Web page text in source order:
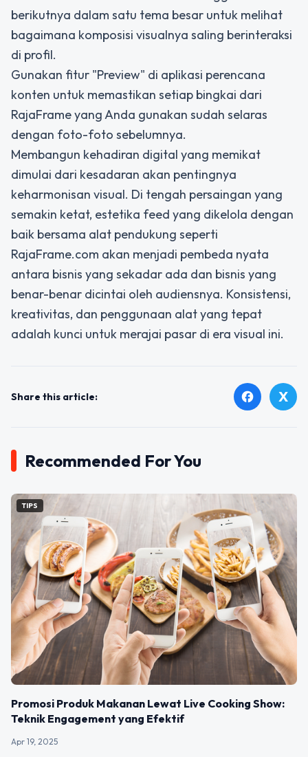
berikutnya dalam satu tema besar untuk melihat
bagaimana komposisi visualnya saling berinteraksi
di profil.
Gunakan fitur "Preview" di aplikasi perencana
konten untuk memastikan setiap bingkai dari
RajaFrame yang Anda gunakan sudah selaras
dengan foto-foto sebelumnya.
Membangun kehadiran digital yang memikat
dimulai dari kesadaran akan pentingnya
keharmonisan visual. Di tengah persaingan yang
semakin ketat, estetika feed yang dikelola dengan
baik bersama alat pendukung seperti
RajaFrame.com akan menjadi pembeda nyata
antara bisnis yang sekadar ada dan bisnis yang
benar-benar dicintai oleh audiensnya. Konsistensi,
kreativitas, dan penggunaan alat yang tepat
adalah kunci untuk merajai pasar di era visual ini.
Share this article: facebook X
Recommended For You
TIPS
Promosi Produk Makanan Lewat Live Cooking Show:
Teknik Engagement yang Efektif
Apr 19, 2025